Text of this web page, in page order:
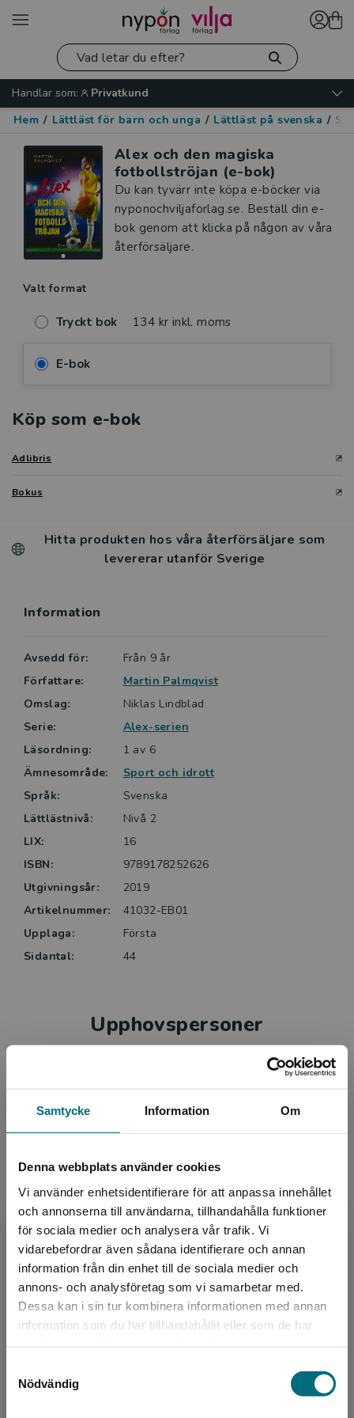
Samtycke Information Om
Denna webbplats använder cookies
Vi använder enhetsidentifierare för att anpassa innehållet
och annonserna till användarna, tillhandahålla funktioner
för sociala medier och analysera vår trafik. Vi
vidarebefordrar även sådana identifierare och annan
information från din enhet till de sociala medier och
annons- och analysföretag som vi samarbetar med.
Dessa kan i sin tur kombinera informationen med annan
information som du har tillhandahållit eller som de har
Nödvändig
Begränsad fraktregion
Det verkar som att du besöker
Sverige. För att kunna slutföra ett köp måste
Handlar som:
Privatkund
Hem / Lättläst för barn och unga / Lättläst på svenska /
Alex och den magiska
fotbollströjan (e-bok)
Du kan tyvärr inte köpa e-böcker via
nyponochviljaforlag.se. Beställ din e-
bok genom att klicka på någon av våra
återförsäljare.
Valt format
Tryckt bok 134 kr inkl. moms
E-bok
Köp som e-bok
Adlibris
Bokus
Hitta produkten hos våra återförsäljare som
levererar utanför Sverige
Information
Avsedd för:
Från 9 år
Författare:
Martin Palmqvist
Omslag:
Niklas Lindblad
Serie:
Alex-serien
Läsordning:
1 av 6
Ämnesområde:
Sport och idrott
Språk:
Svenska
Lättlästnivå:
Nivå 2
LIX:
16
ISBN:
9789178252626
Utgivningsår:
2019
Artikelnummer:
41032-EB01
Upplaga:
Första
Sidantal:
44
Upphovspersoner
Martin Palmqvist
Martin Palmqvist är född 1975 och bor i Ystad.
Förutom att skriva böcker arbetar Martin även
som gymnasielärare i matematik och tycker att
det finn...